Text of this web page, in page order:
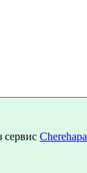
сервис Cherehapa